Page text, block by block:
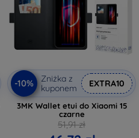
-10%
Zniżka z
kuponem
EXTRA10
3MK Wallet etui do Xiaomi 15
czarne
51,91 zł